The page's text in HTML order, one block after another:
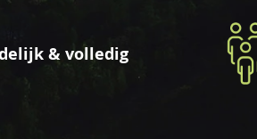
& volledig